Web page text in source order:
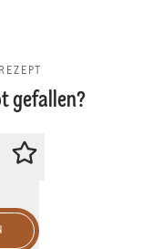
gefallen?
DIESES REZEPT